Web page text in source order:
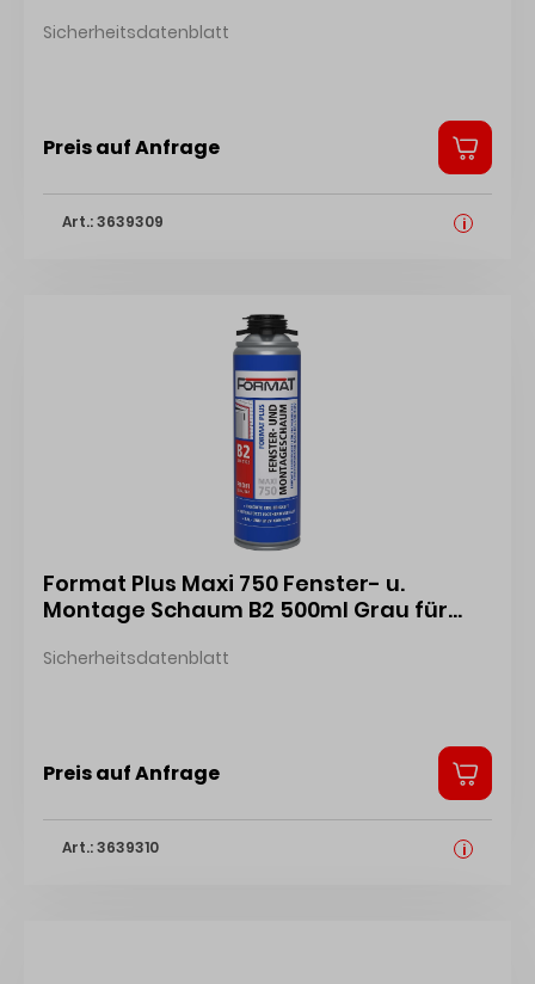
Richtlinien 4317784529495
Sicherheitsdatenblatt
Preis auf Anfrage
Art.: 3639309 i
Format Plus Maxi 750 Fenster- u.
Montage Schaum B2 500ml Grau für
Montagerichtlinien 4317784529501
Sicherheitsdatenblatt
Preis auf Anfrage
Art.: 3639310 i